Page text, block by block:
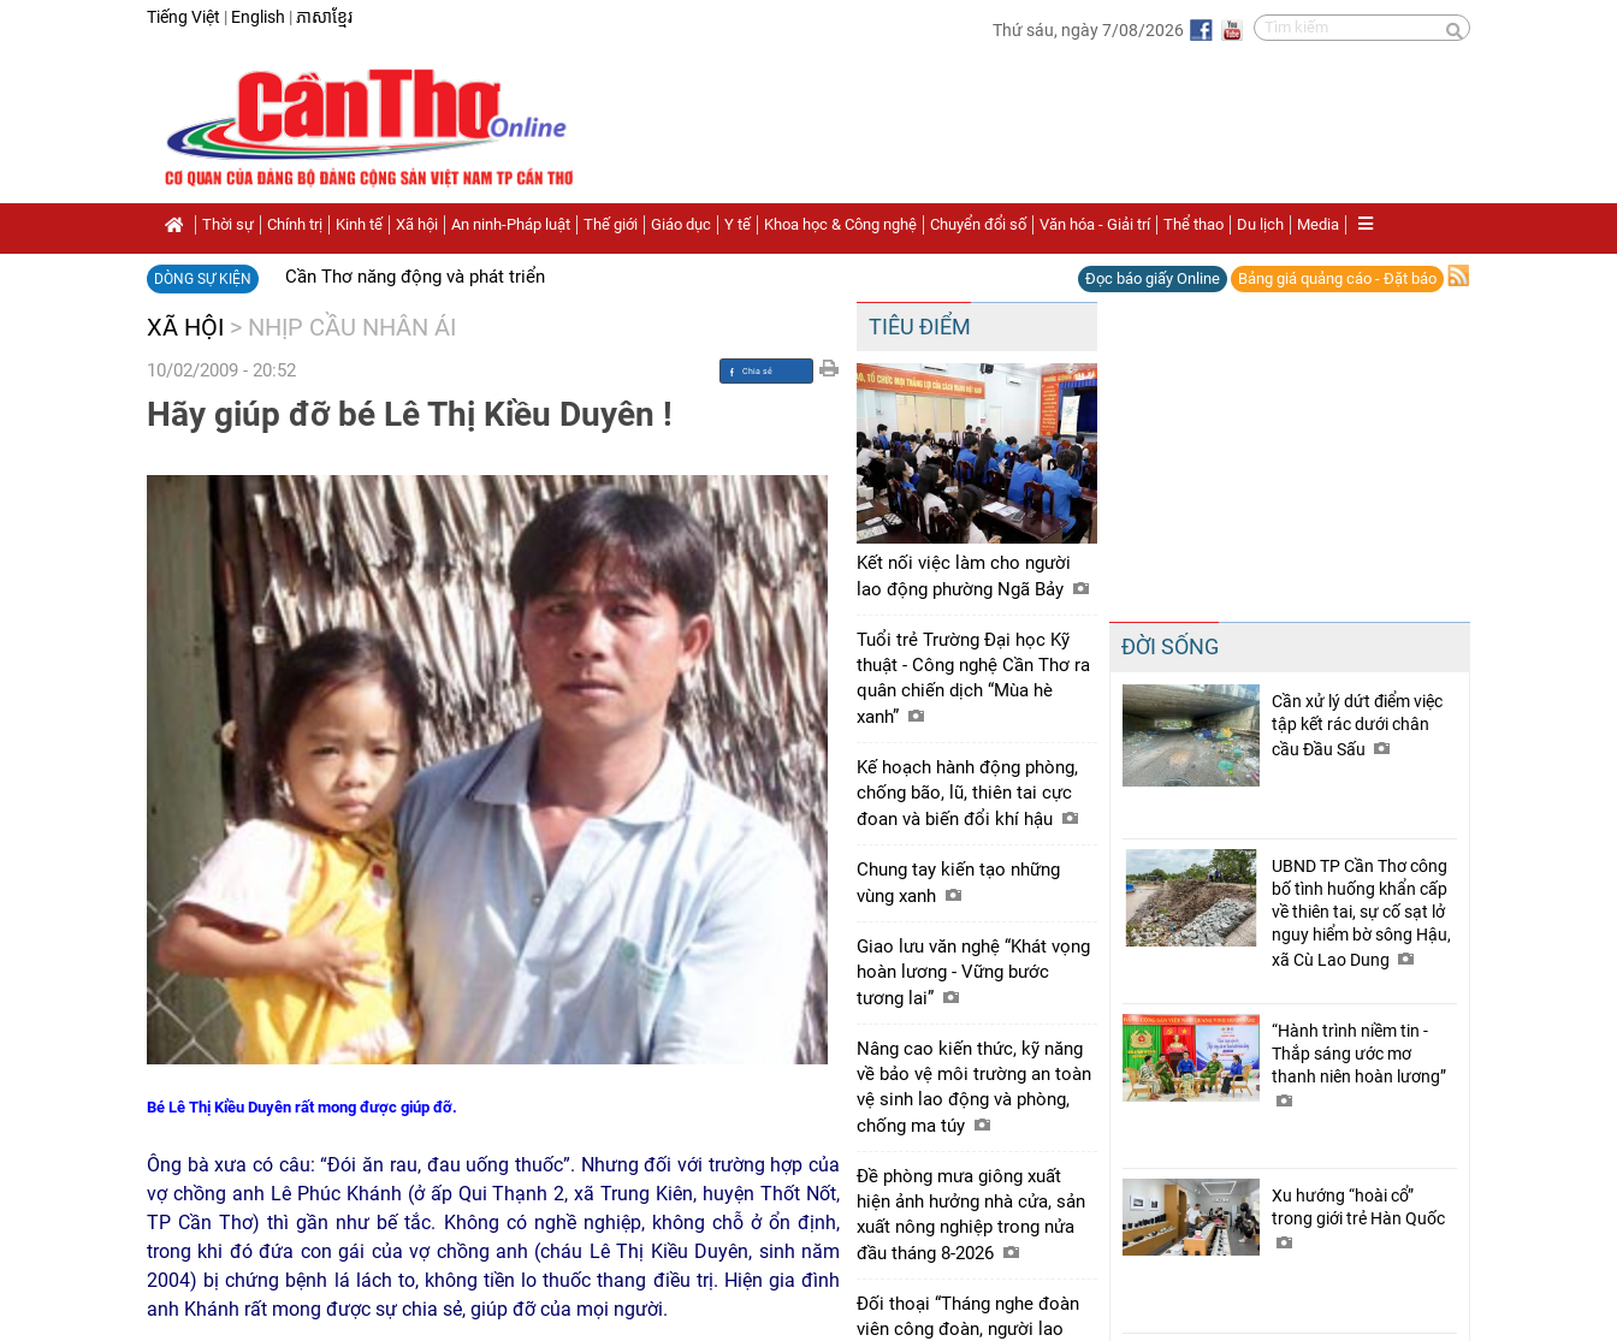
Tiếng Việt | English | ភាសាខ្មែរ
Thứ sáu, ngày 7/08/2026
Thời sự Chính trị Kinh tế Xã hội An ninh-Pháp luật Thế giới Giáo dục Y tế Khoa học & Công nghệ Chuyển đổi số Văn hóa - Giải trí Thể thao Du lịch Media
DÒNG SỰ KIỆN Cần Thơ năng động và phát triển Đọc báo giấy Online Bảng giá quảng cáo - Đặt báo
XÃ HỘI > NHỊP CẦU NHÂN ÁI
10/02/2009 - 20:52
Chia sẻ
Facebook
Hãy giúp đỡ bé Lê Thị Kiều Duyên !
Bé Lê Thị Kiều Duyên rất mong được giúp đỡ.
Ông bà xưa có câu: “Đói ăn rau, đau uống thuốc”. Nhưng đối với trường hợp của
vợ chồng anh Lê Phúc Khánh (ở ấp Qui Thạnh 2, xã Trung Kiên, huyện Thốt Nốt,
TP Cần Thơ) thì gần như bế tắc. Không có nghề nghiệp, không chỗ ở ổn định,
trong khi đó đứa con gái của vợ chồng anh (cháu Lê Thị Kiều Duyên, sinh năm
2004) bị chứng bệnh lá lách to, không tiền lo thuốc thang điều trị. Hiện gia đình
anh Khánh rất mong được sự chia sẻ, giúp đỡ của mọi người.
TIÊU ĐIỂM
Kết nối việc làm cho người
lao động phường Ngã Bảy
Tuổi trẻ Trường Đại học Kỹ
thuật - Công nghệ Cần Thơ ra
quân chiến dịch “Mùa hè
xanh”
Kế hoạch hành động phòng,
chống bão, lũ, thiên tai cực
đoan và biến đổi khí hậu
Chung tay kiến tạo những
vùng xanh
Giao lưu văn nghệ “Khát vọng
hoàn lương - Vững bước
tương lai”
Nâng cao kiến thức, kỹ năng
về bảo vệ môi trường an toàn
vệ sinh lao động và phòng,
chống ma túy
Đề phòng mưa giông xuất
hiện ảnh hưởng nhà cửa, sản
xuất nông nghiệp trong nửa
đầu tháng 8-2026
Đối thoại “Tháng nghe đoàn
viên công đoàn, người lao
ĐỜI SỐNG
Cần xử lý dứt điểm việc
tập kết rác dưới chân
cầu Đầu Sấu
UBND TP Cần Thơ công
bố tình huống khẩn cấp
về thiên tai, sự cố sạt lở
nguy hiểm bờ sông Hậu,
xã Cù Lao Dung
“Hành trình niềm tin -
Thắp sáng ước mơ
thanh niên hoàn lương”
Xu hướng “hoài cổ”
trong giới trẻ Hàn Quốc